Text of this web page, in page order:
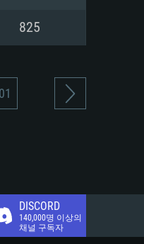
825
DISCORD
140,000명 이상의
채널 구독자